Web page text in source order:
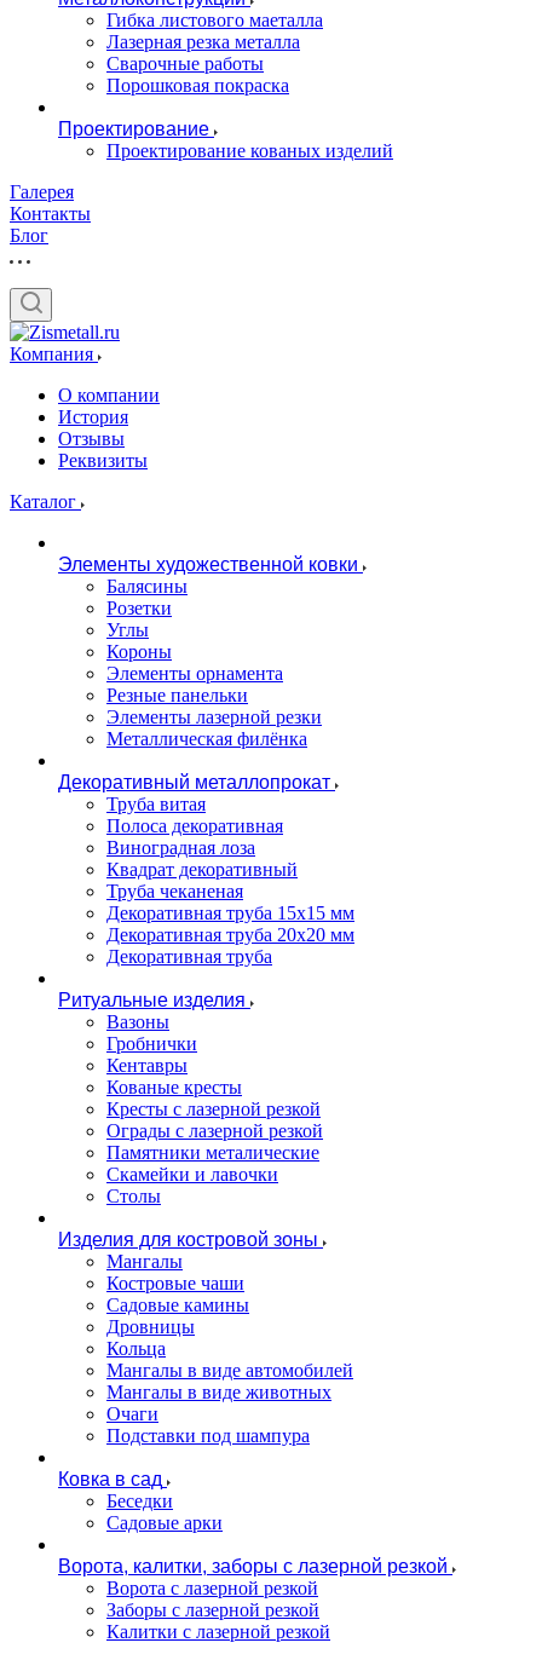
Гибка листового маеталла
Лазерная резка металла
Сварочные работы
Порошковая покраска
Проектирование
Проектирование кованых изделий
Галерея
Контакты
Блог
Компания
О компании
История
Отзывы
Реквизиты
Каталог
Элементы художественной ковки
Балясины
Розетки
Углы
Короны
Элементы орнамента
Резные панельки
Элементы лазерной резки
Металлическая филёнка
Декоративный металлопрокат
Труба витая
Полоса декоративная
Виноградная лоза
Квадрат декоративный
Труба чеканеная
Декоративная труба 15х15 мм
Декоративная труба 20х20 мм
Декоративная труба
Ритуальные изделия
Вазоны
Гробнички
Кентавры
Кованые кресты
Кресты с лазерной резкой
Ограды с лазерной резкой
Памятники металические
Скамейки и лавочки
Столы
Изделия для костровой зоны
Мангалы
Костровые чаши
Садовые камины
Дровницы
Кольца
Мангалы в виде автомобилей
Мангалы в виде животных
Очаги
Подставки под шампура
Ковка в сад
Беседки
Садовые арки
Ворота, калитки, заборы с лазерной резкой
Ворота с лазерной резкой
Заборы с лазерной резкой
Калитки с лазерной резкой